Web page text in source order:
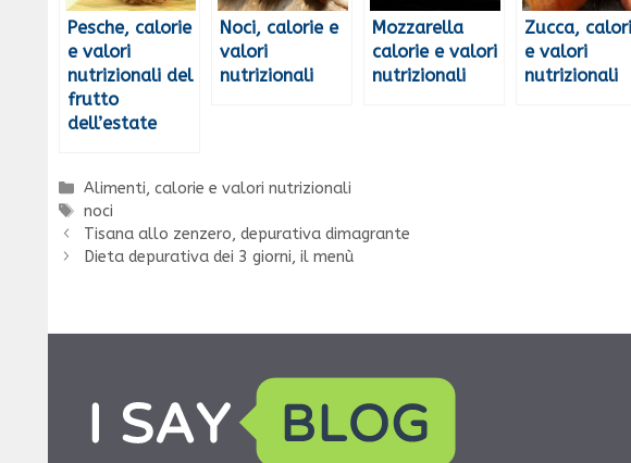
Pesche, calorie
e valori
nutrizionali del
frutto
dell’estate
Noci, calorie e
valori
nutrizionali
Mozzarella
calorie e valori
nutrizionali
Zucca,
e valori
nutrizionali
Categorie
Alimenti, calorie e valori nutrizionali
Tag
noci
Tisana allo zenzero, depurativa dimagrante
Dieta depurativa dei 3 giorni, il menù